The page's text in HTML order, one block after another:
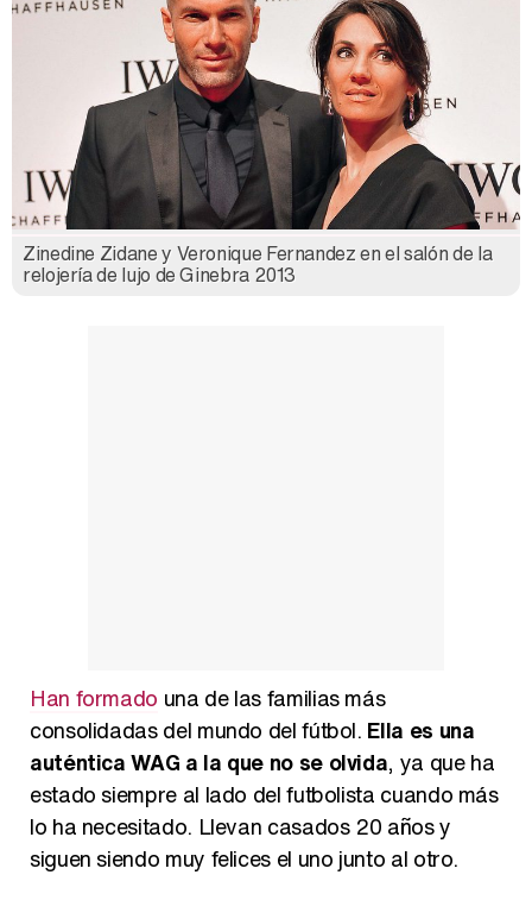
Zinedine Zidane y Veronique Fernandez en el salón de la
relojería de lujo de Ginebra 2013
Han formado una de las familias más
consolidadas del mundo del fútbol. Ella es una
auténtica WAG a la que no se olvida, ya que ha
estado siempre al lado del futbolista cuando más
lo ha necesitado. Llevan casados 20 años y
siguen siendo muy felices el uno junto al otro.